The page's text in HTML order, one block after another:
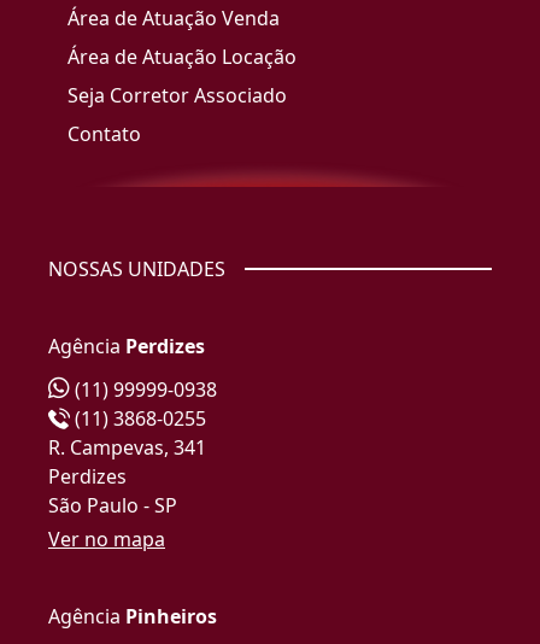
Área de Atuação Venda
Área de Atuação Locação
Seja Corretor Associado
Contato
NOSSAS UNIDADES
Agência Perdizes
(11) 99999-0938
(11) 3868-0255
R. Campevas, 341
Perdizes
São Paulo - SP
Ver no mapa
Agência Pinheiros